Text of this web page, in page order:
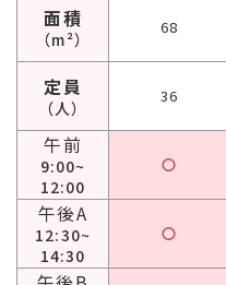
面積
（m²）
68
定員
（人）
36
午前
9:00~
12:00
〇
午後A
12:30~
14:30
〇